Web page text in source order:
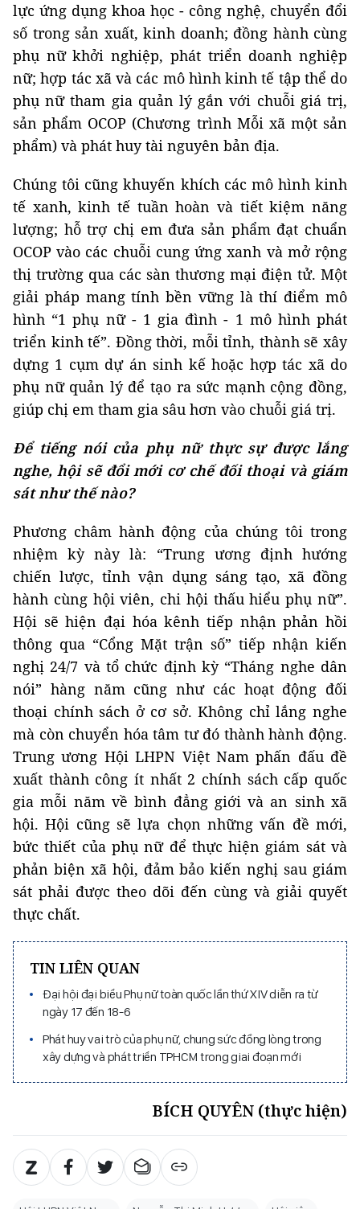
lực ứng dụng khoa học - công nghệ, chuyển đổi
số trong sản xuất, kinh doanh; đồng hành cùng
phụ nữ khởi nghiệp, phát triển doanh nghiệp
nữ; hợp tác xã và các mô hình kinh tế tập thể do
phụ nữ tham gia quản lý gắn với chuỗi giá trị,
sản phẩm OCOP (Chương trình Mỗi xã một sản
phẩm) và phát huy tài nguyên bản địa.
Chúng tôi cũng khuyến khích các mô hình kinh
tế xanh, kinh tế tuần hoàn và tiết kiệm năng
lượng; hỗ trợ chị em đưa sản phẩm đạt chuẩn
OCOP vào các chuỗi cung ứng xanh và mở rộng
thị trường qua các sàn thương mại điện tử. Một
giải pháp mang tính bền vững là thí điểm mô
hình “1 phụ nữ - 1 gia đình - 1 mô hình phát
triển kinh tế”. Đồng thời, mỗi tỉnh, thành sẽ xây
dựng 1 cụm dự án sinh kế hoặc hợp tác xã do
phụ nữ quản lý để tạo ra sức mạnh cộng đồng,
giúp chị em tham gia sâu hơn vào chuỗi giá trị.
Để tiếng nói của phụ nữ thực sự được lắng
nghe, hội sẽ đổi mới cơ chế đối thoại và giám
sát như thế nào?
Phương châm hành động của chúng tôi trong
nhiệm kỳ này là: “Trung ương định hướng
chiến lược, tỉnh vận dụng sáng tạo, xã đồng
hành cùng hội viên, chi hội thấu hiểu phụ nữ”.
Hội sẽ hiện đại hóa kênh tiếp nhận phản hồi
thông qua “Cổng Mặt trận số” tiếp nhận kiến
nghị 24/7 và tổ chức định kỳ “Tháng nghe dân
nói” hàng năm cũng như các hoạt động đối
thoại chính sách ở cơ sở. Không chỉ lắng nghe
mà còn chuyển hóa tâm tư đó thành hành động.
Trung ương Hội LHPN Việt Nam phấn đấu đề
xuất thành công ít nhất 2 chính sách cấp quốc
gia mỗi năm về bình đẳng giới và an sinh xã
hội. Hội cũng sẽ lựa chọn những vấn đề mới,
bức thiết của phụ nữ để thực hiện giám sát và
phản biện xã hội, đảm bảo kiến nghị sau giám
sát phải được theo dõi đến cùng và giải quyết
thực chất.
TIN LIÊN QUAN
Đại hội đại biểu Phụ nữ toàn quốc lần thứ XIV diễn ra từ
ngày 17 đến 18-6
Phát huy vai trò của phụ nữ, chung sức đồng lòng trong
xây dựng và phát triển TPHCM trong giai đoạn mới
BÍCH QUYÊN (thực hiện)